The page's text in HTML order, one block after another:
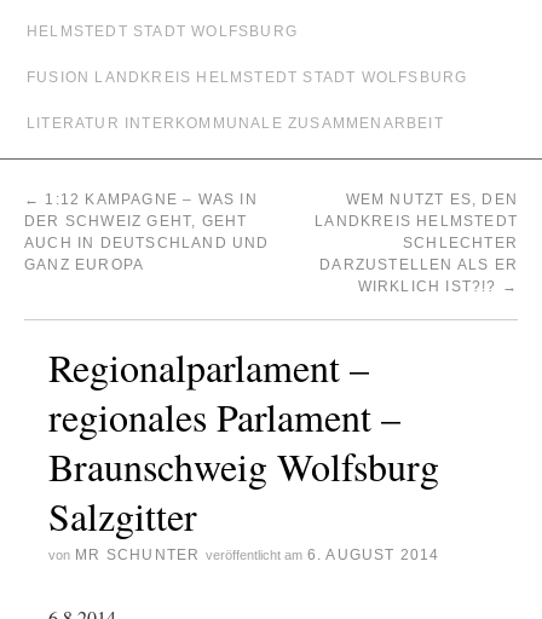
HELMSTEDT STADT WOLFSBURG
FUSION LANDKREIS HELMSTEDT STADT WOLFSBURG
LITERATUR INTERKOMMUNALE ZUSAMMENARBEIT
← 1:12 KAMPAGNE – WAS IN
DER SCHWEIZ GEHT, GEHT
AUCH IN DEUTSCHLAND UND
GANZ EUROPA
WEM NUTZT ES, DEN
LANDKREIS HELMSTEDT
SCHLECHTER
DARZUSTELLEN ALS ER
WIRKLICH IST?!?
→
Regionalparlament –
regionales Parlament –
Braunschweig Wolfsburg
Salzgitter
von MR SCHUNTER veröffentlicht am 6. AUGUST 2014